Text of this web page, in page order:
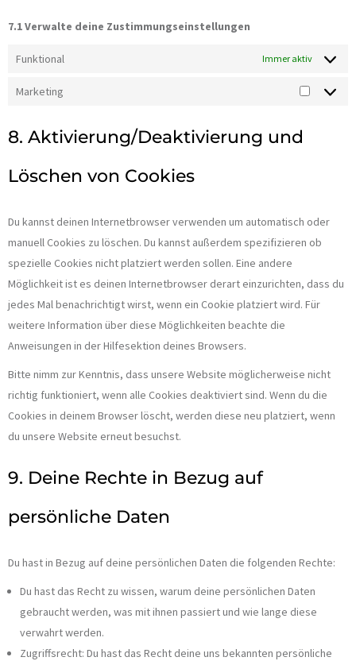
7.1 Verwalte deine Zustimmungseinstellungen
Funktional Immer aktiv
Marketing
8. Aktivierung/Deaktivierung und
Löschen von Cookies
Du kannst deinen Internetbrowser verwenden um automatisch oder
manuell Cookies zu löschen. Du kannst außerdem spezifizieren ob
spezielle Cookies nicht platziert werden sollen. Eine andere
Möglichkeit ist es deinen Internetbrowser derart einzurichten, dass du
jedes Mal benachrichtigt wirst, wenn ein Cookie platziert wird. Für
weitere Information über diese Möglichkeiten beachte die
Anweisungen in der Hilfesektion deines Browsers.
Bitte nimm zur Kenntnis, dass unsere Website möglicherweise nicht
richtig funktioniert, wenn alle Cookies deaktiviert sind. Wenn du die
Cookies in deinem Browser löscht, werden diese neu platziert, wenn
du unsere Website erneut besuchst.
9. Deine Rechte in Bezug auf
persönliche Daten
Du hast in Bezug auf deine persönlichen Daten die folgenden Rechte:
Du hast das Recht zu wissen, warum deine persönlichen Daten
gebraucht werden, was mit ihnen passiert und wie lange diese
verwahrt werden.
Zugriffsrecht: Du hast das Recht deine uns bekannten persönliche